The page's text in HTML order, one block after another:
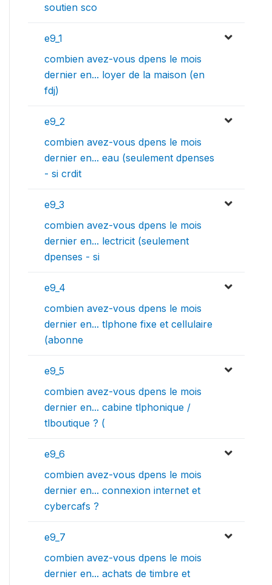
soutien sco
e9_1
combien avez-vous dpens le mois
dernier en... loyer de la maison (en
fdj)
e9_2
combien avez-vous dpens le mois
dernier en... eau (seulement dpenses
- si crdit
e9_3
combien avez-vous dpens le mois
dernier en... lectricit (seulement
dpenses - si
e9_4
combien avez-vous dpens le mois
dernier en... tlphone fixe et cellulaire
(abonne
e9_5
combien avez-vous dpens le mois
dernier en... cabine tlphonique /
tlboutique ? (
e9_6
combien avez-vous dpens le mois
dernier en... connexion internet et
cybercafs ?
e9_7
combien avez-vous dpens le mois
dernier en... achats de timbre et